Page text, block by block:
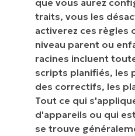
que vous aurez
traits, vous les
activerez ces règles
niveau parent ou
racines incluent
scripts planifiés, les
des correctifs, les
Tout ce qui
d'appareils ou qui
se trouve